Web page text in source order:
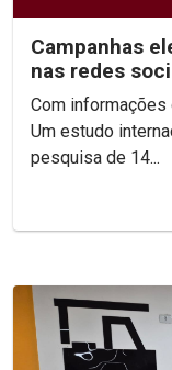
Campanhas
nas redes
internacional
Com informações
Um estudo
pesquisa de 14...